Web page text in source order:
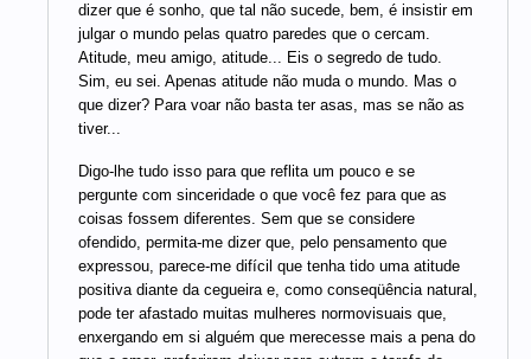
dizer que é sonho, que tal não sucede, bem, é insistir em
julgar o mundo pelas quatro paredes que o cercam.
Atitude, meu amigo, atitude... Eis o segredo de tudo.
Sim, eu sei. Apenas atitude não muda o mundo. Mas o
que dizer? Para voar não basta ter asas, mas se não as
tiver...
Digo-lhe tudo isso para que reflita um pouco e se
pergunte com sinceridade o que você fez para que as
coisas fossem diferentes. Sem que se considere
ofendido, permita-me dizer que, pelo pensamento que
expressou, parece-me difícil que tenha tido uma atitude
positiva diante da cegueira e, como conseqüência natural,
pode ter afastado muitas mulheres normovisuais que,
enxergando em si alguém que merecesse mais a pena do